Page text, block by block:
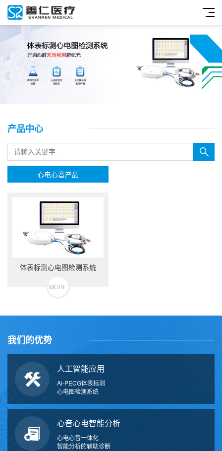
产品中心
心电心音产品
体表标测心电图检测系统
MORE
我们的优势
人工智能应用
Ai-PECG体表标测
心电图检测系统
心音心电智能分析
心电心音一体化
智能分析的辅助诊断